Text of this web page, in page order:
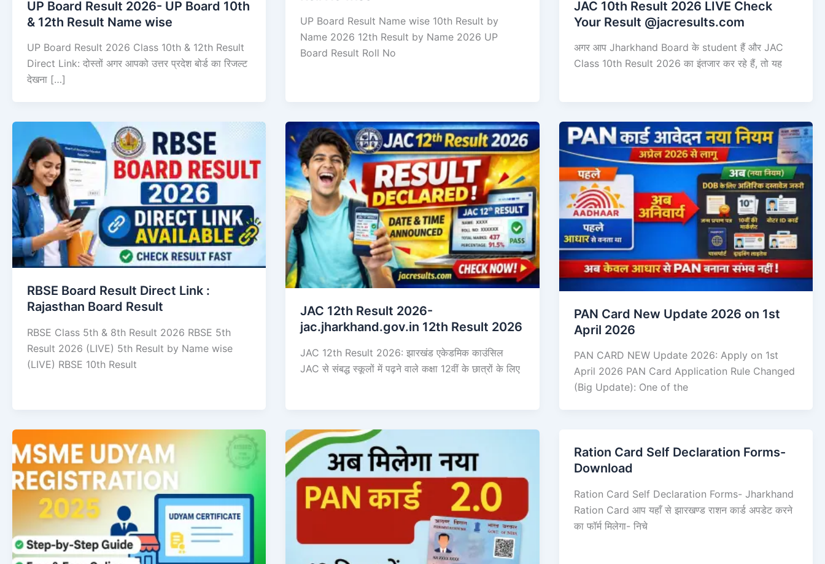
UP Board Result 2026- UP Board 10th
& 12th Result Name wise
UP Board Result 2026 Class 10th & 12th Result
Direct Link: दोस्तों अगर आपको उत्तर प्रदेश बोर्ड का रिजल्ट
देखना […]
UP Board Result Name wise 10th Result by
Name 2026 12th Result by Name 2026 UP
Board Result Roll No
JAC 10th Result 2026 LIVE Check
Your Result @jacresults.com
अगर आप Jharkhand Board के student हैं और JAC
Class 10th Result 2026 का इंतजार कर रहे हैं, तो यह
RBSE Board Result Direct Link : ​
Rajasthan Board Result
RBSE Class 5th & 8th Result 2026 RBSE 5th
Result 2026 (LIVE) 5th Result by Name wise
(LIVE) RBSE 10th Result
JAC 12th Result 2026-
jac.jharkhand.gov.in 12th Result 2026
JAC 12th Result 2026: झारखंड एकेडमिक काउंसिल
JAC से संबद्ध स्कूलों में पढ़ने वाले कक्षा 12वीं के छात्रों के लिए
PAN Card New Update 2026 on 1st
April 2026
PAN CARD NEW Update 2026: Apply on 1st
April 2026 PAN Card Application Rule Changed
(Big Update): One of the
Ration Card Self Declaration Forms-
Download
Ration Card Self Declaration Forms- Jharkhand
Ration Card आप यहाँ से झारखण्ड राशन कार्ड अपडेट करने
का फॉर्म मिलेगा- निचे